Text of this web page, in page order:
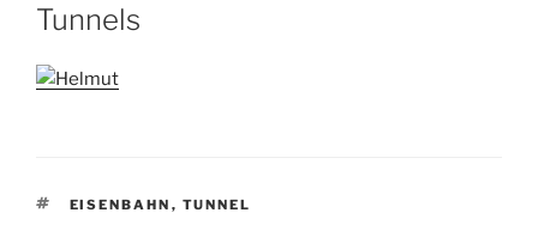
Tunnels
SCHLAGWÖRTER
EISENBAHN , TUNNEL